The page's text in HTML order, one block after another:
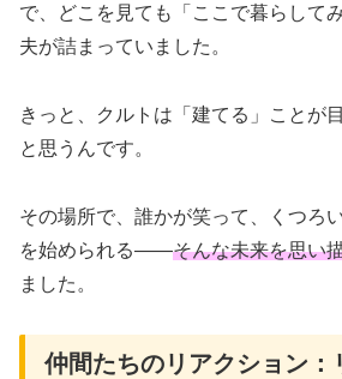
で、どこを見ても「ここで暮らして
夫が詰まっていました。
きっと、クルトは「建てる」ことが
と思うんです。
その場所で、誰かが笑って、くつろ
を始められる——そんな未来を思い
ました。
仲間たちのリアクション：